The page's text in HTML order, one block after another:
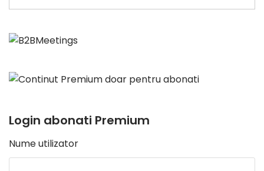
Login abonati Premium
Nume utilizator